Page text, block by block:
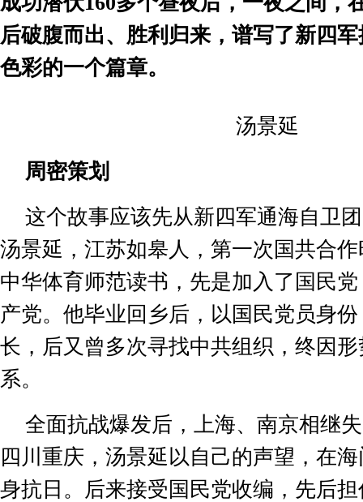
后破腹而出、胜利归来， 谱写了新四
色彩的一个篇章。
汤景延
周密策划
这个故事应该先从新四军通海自卫
汤景延，江苏如皋人，第一次国共合
中华体育师范读书，先是加入了国民
产党。他毕业回乡后，以国民党员身
长，后又曾多次寻找中共组织，终因
系。
全面抗战爆发后，上海、南京相继
四川重庆，汤景延以自己的声望，在海
身抗日。后来接受国民党收编，先后